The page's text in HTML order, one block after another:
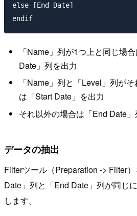
else [End Date]
endif
「Name」列が1つ上と同じ場
Date」列を出力
「Name」列と「Level」列が
は「Start Date」を出力
それ以外の場合は「End Date」
データの抽出
Filterツール（Preparation -> Filter
Date」列と「End Date」列が同じ
します。